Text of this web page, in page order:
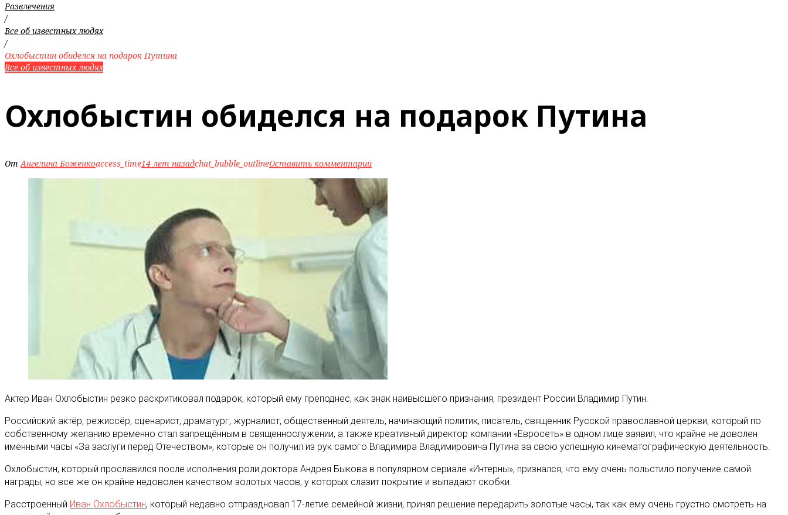
Развлечения
/
Все об известных людях
/
Охлобыстин обиделся на подарок Путина
Все об известных людях
Охлобыстин обиделся на подарок Путина
ОтАнгелина Боженкоaccess_time14 лет назадchat_bubble_outlineОставить комментарий
Актер Иван Охлобыстин резко раскритиковал подарок, который ему преподнес, как знак наивысшего признания, президент России Владимир Путин.
Российский актёр, режиссёр, сценарист, драматург, журналист, общественный деятель, начинающий политик, писатель, священник Русской православной церкви, который по
собственному желанию временно стал запрещённым в священнослужении, а также креативный директор компании «Евросеть» в одном лице заявил, что крайне не доволен
именными часы «За заслуги перед Отечеством», которые он получил из рук самого Владимира Владимировича Путина за свою успешную кинематографическую деятельность.
Охлобыстин, который прославился после исполнения роли доктора Андрея Быкова в популярном сериале «Интерны», признался, что ему очень польстило получение самой
награды, но все же он крайне недоволен качеством золотых часов, у которых слазит покрытие и выпадают скобки.
Расстроенный Иван Охлобыстин, который недавно отпраздновал 17-летие семейной жизни, принял решение передарить золотые часы, так как ему очень грустно смотреть на